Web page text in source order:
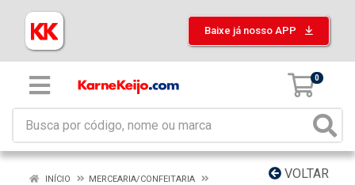
Baixe já nosso APP
0
VOLTAR
INÍCIO
MERCEARIA/CONFEITARIA